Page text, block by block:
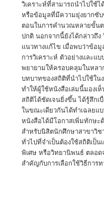
วิเคราะห์ที่สามารถนำไปใช้
หรือข้อมูลที่มีความยุ่งยากซั
ตอนในการคำนวณหลายขั้นต
ปกติ นอกจากนี้ยังได้กล่าวถึ
แนวทางแก้ไข เมื่อพบว่าข้อ
การวิเคราะห์ ตัวอย่างและแ
พยายามให้ครอบคลุมในหลา
บทบาทของสถิติที่นำไปใช้ใน
ทำให้ผู้ใช้หนังสือเล่มนี้มองเ
สถิติได้ชัดเจนยิ่งขึ้น ได้รู้สึก
ในขณะเดียวกันได้ทำเฉลยแ
หนังสือได้มีโอกาสเพิ่มทักษะ
สำหรับนิสิตนักศึกษาสาขาวิช
ทั่วไปที่จำเป็นต้องใช้สถิติเป็
พิเศษ หรือวิทยานิพนธ์ ตลอ
สำคัญกับการเลือกใช้วิธีการ